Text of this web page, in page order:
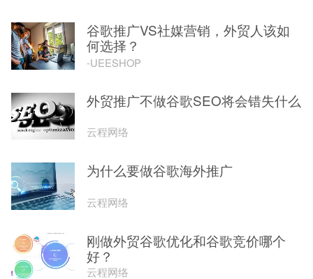
谷歌推广VS社媒营销，外贸人该如
何选择？
-UEESHOP
外贸推广不做谷歌SEO将会错失什么
云程网络
为什么要做谷歌海外推广
云程网络
刚做外贸谷歌优化和谷歌竞价哪个
好？
云程网络